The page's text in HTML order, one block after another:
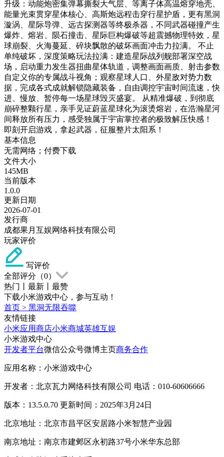
升级：动能炮密集弹幕撕裂大气层、等离子体高温熔穿地壳、
能量光束贯穿星体核心、高斯炮远程击穿行星护盾，更有黑洞
漩涡、星际导弹、远古探测器等终极杀器，不同武器碰撞产生
爆炸、熔岩、陨石撞击、星际巨构爆破等超震撼物理特效，星
球崩裂、火海蔓延、碎块飘散的破坏画面冲击力拉满。 不止
单纯破坏，深度策略玩法拉满：建造星际战列舰部署深空战
场，启动重力发生器扭曲星体轨道，调整画面画质、射击参数
自定义你的专属战斗视角；观察星球人口、外星敌对势力数
据，完成各式成就解锁隐藏装备，自由调控宇宙时间流速，快
进、慢放、暂停每一场星球毁灭盛宴。 从精准爆破，到彻底
崩碎整颗行星，亲手见证蔚蓝星球化为滚烫熔岩，在浩瀚星河
间释放所有压力，感受独属于宇宙掌控者的极致解压快感！
即刻开启游戏，拿起武器，征服整片太阳系！
基本信息
无需网络；付费下载
文件大小
145MB
当前版本
1.0.0
更新日期
2026-07-01
发行商
成都果月互娱网络科技有限公司
玩家评价
写评价
全部评分（0）
热门
最新
最赞
下载小米游戏中心，参与互动！
首页 > 黑洞无限吞噬
友情链接
小米应用商店小米商城英雄互娱
小米游戏中心
开发者平台微信公众号微博主页商务合作
应用名称：小米游戏中心
开发者：北京瓦力网络科技有限公司 电话：010-60606666
版本：13.5.0.70 更新时间：2025年3月24日
北京地址：北京市昌平区安居路小米智慧产业园
南京地址：南京市建邺区永初路37号小米华东总部